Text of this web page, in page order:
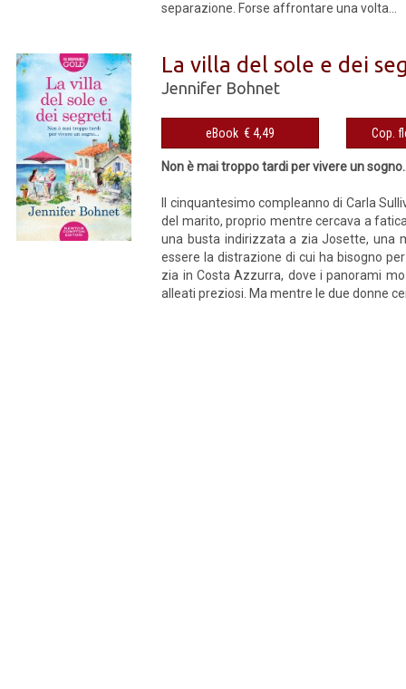
separazione. Forse affrontare una volta...
La villa del sole e dei
Jennifer Bohnet
eBook € 4,49
Non è mai troppo tardi per vivere un
Il cinquantesimo compleanno di Carla
del marito, proprio mentre cercava a
una busta indirizzata a zia Josette, una
essere la distrazione di cui ha bisogno
zia in Costa Azzurra, dove i panorami
alleati preziosi. Ma mentre le due donne